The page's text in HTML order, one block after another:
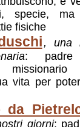
specie,
fisiche
, una
: padre
vita per
da
giorni: